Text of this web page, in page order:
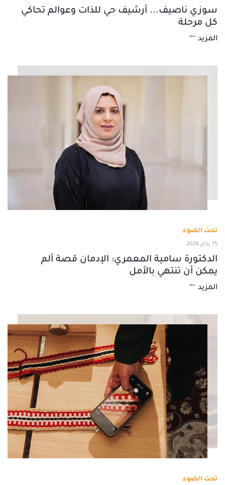
سوزي ناصيف... أرشيف حي للذات وعوالم تحاكي
كل مرحلة
المزيد
تحت الضوء
15 يناير 2026
الدكتورة سامية المعمري: الإدمان قصة ألم
يمكن أن تنتهي بالأمل
المزيد
تحت الضوء